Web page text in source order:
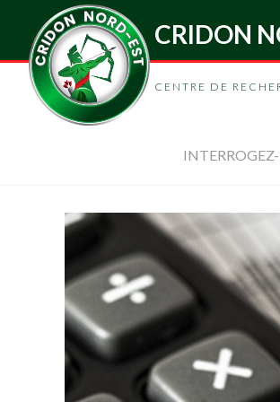
CRIDON
CENTRE DE